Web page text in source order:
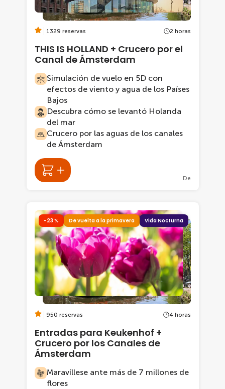
1329 reservas 2 horas
THIS IS HOLLAND + Crucero por el
Canal de Ámsterdam
Simulación de vuelo en 5D con
efectos de viento y agua de los Países
Bajos
Descubra cómo se levantó Holanda
del mar
Crucero por las aguas de los canales
de Ámsterdam
De
-23 % De vuelta a la primavera Vida Nocturna
950 reservas 4 horas
Entradas para Keukenhof +
Crucero por los Canales de
Ámsterdam
Maravíllese ante más de 7 millones de
flores